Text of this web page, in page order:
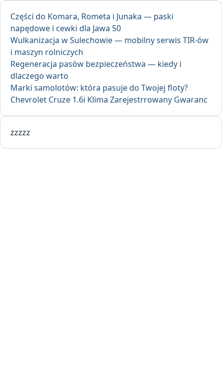
Części do Komara, Rometa i Junaka — paski
napędowe i cewki dla Jawa 50
Wulkanizacja w Sulechowie — mobilny serwis TIR-ów
i maszyn rolniczych
Regeneracja pasów bezpieczeństwa — kiedy i
dlaczego warto
Marki samolotów: która pasuje do Twojej floty?
Chevrolet Cruze 1.6i Klima Zarejestrrowany Gwaranc
zzzzz